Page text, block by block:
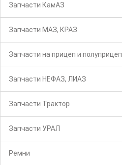
Запчасти КамАЗ
Запчасти МАЗ, КРАЗ
Запчасти на прицеп и полуприцеп
Запчасти НЕФАЗ, ЛИАЗ
Запчасти Трактор
Запчасти УРАЛ
Ремни